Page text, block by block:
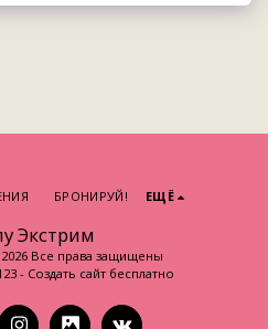
Экстрим
Все права защищены
- Создать сайт бесплатно
БРОНИРУЙ! ЕЩЁ